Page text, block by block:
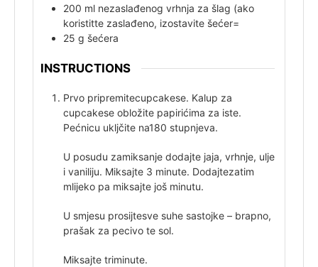
200 ml nezaslađenog vrhnja za šlag (ako
koristitte zaslađeno, izostavite šećer=
25 g šećera
INSTRUCTIONS
Prvo pripremitecupcakese. Kalup za
cupcakese obložite papirićima za iste.
Pećnicu ukljčite na180 stupnjeva.
U posudu zamiksanje dodajte jaja, vrhnje, ulje
i vaniliju. Miksajte 3 minute. Dodajtezatim
mlijeko pa miksajte još minutu.
U smjesu prosijtesve suhe sastojke – brapno,
prašak za pecivo te sol.
Miksajte triminute.